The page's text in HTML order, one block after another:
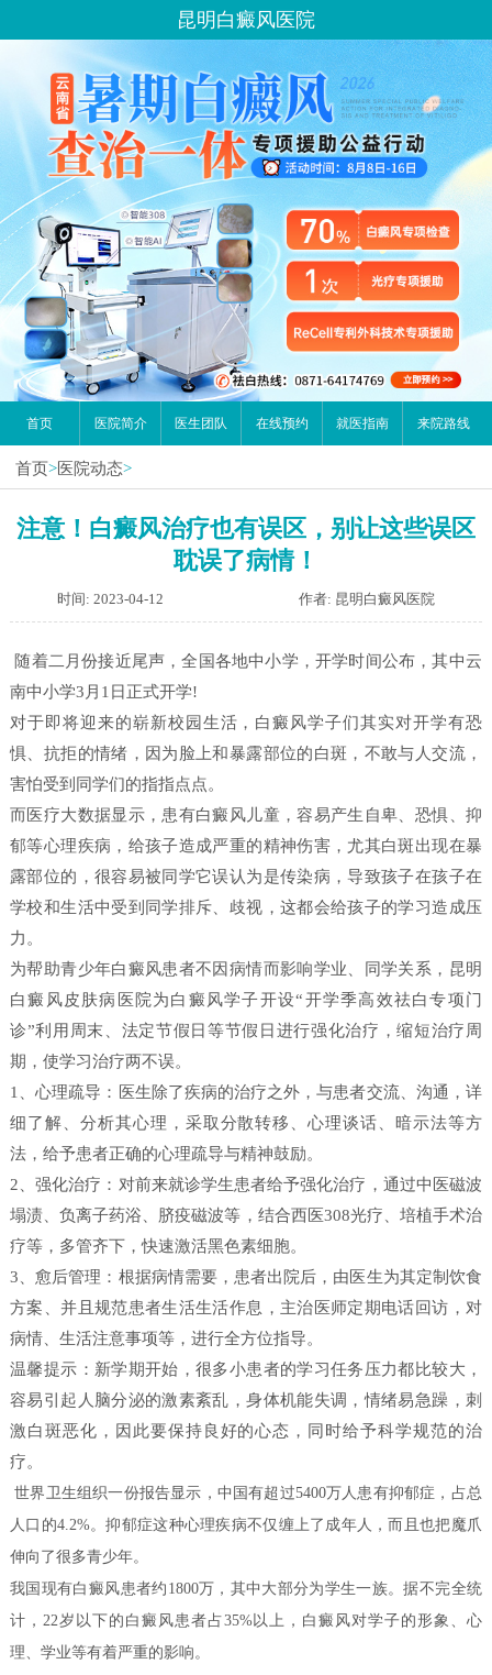
昆明白癜风医院
首页 医院简介 医生团队 在线预约 就医指南 来院路线
首页>医院动态>
注意！白癜风治疗也有误区，别让这些误区
耽误了病情！
时间: 2023-04-12 作者: 昆明白癜风医院
随着二月份接近尾声，全国各地中小学，开学时间公布，其中云
南中小学3月1日正式开学!
对于即将迎来的崭新校园生活，白癜风学子们其实对开学有恐
惧、抗拒的情绪，因为脸上和暴露部位的白斑，不敢与人交流，
害怕受到同学们的指指点点。
而医疗大数据显示，患有白癜风儿童，容易产生自卑、恐惧、抑
郁等心理疾病，给孩子造成严重的精神伤害，尤其白斑出现在暴
露部位的，很容易被同学它误认为是传染病，导致孩子在孩子在
学校和生活中受到同学排斥、歧视，这都会给孩子的学习造成压
力。
为帮助青少年白癜风患者不因病情而影响学业、同学关系，昆明
白癜风皮肤病医院为白癜风学子开设“开学季高效祛白专项门
诊”利用周末、法定节假日等节假日进行强化治疗，缩短治疗周
期，使学习治疗两不误。
1、心理疏导：医生除了疾病的治疗之外，与患者交流、沟通，详
细了解、分析其心理，采取分散转移、心理谈话、暗示法等方
法，给予患者正确的心理疏导与精神鼓励。
2、强化治疗：对前来就诊学生患者给予强化治疗，通过中医磁波
塌渍、负离子药浴、脐疫磁波等，结合西医308光疗、培植手术治
疗等，多管齐下，快速激活黑色素细胞。
3、愈后管理：根据病情需要，患者出院后，由医生为其定制饮食
方案、并且规范患者生活生活作息，主治医师定期电话回访，对
病情、生活注意事项等，进行全方位指导。
温馨提示：新学期开始，很多小患者的学习任务压力都比较大，
容易引起人脑分泌的激素紊乱，身体机能失调，情绪易急躁，刺
激白斑恶化，因此要保持良好的心态，同时给予科学规范的治
疗。
世界卫生组织一份报告显示，中国有超过5400万人患有抑郁症，占总
人口的4.2%。抑郁症这种心理疾病不仅缠上了成年人，而且也把魔爪
伸向了很多青少年。
我国现有白癜风患者约1800万，其中大部分为学生一族。据不完全统
计，22岁以下的白癜风患者占35%以上，白癜风对学子的形象、心
理、学业等有着严重的影响。
您好,这里是在线预约挂号平台！
请问你是有白斑、白癜风问题吗？